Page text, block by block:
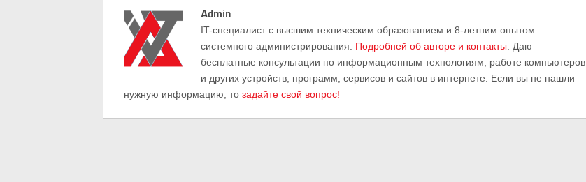
Admin
IT-cпециалист с высшим техническим образованием и 8-летним опытом
системного администрирования. Подробней об авторе и контакты . Даю
бесплатные консультации по информационным технологиям, работе компьютеров
и других устройств, программ, сервисов и сайтов в интернете. Если вы не нашли
нужную информацию, то задайте свой вопрос!